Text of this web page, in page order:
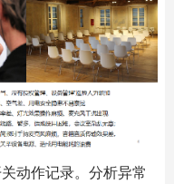
动作记录。分析异常